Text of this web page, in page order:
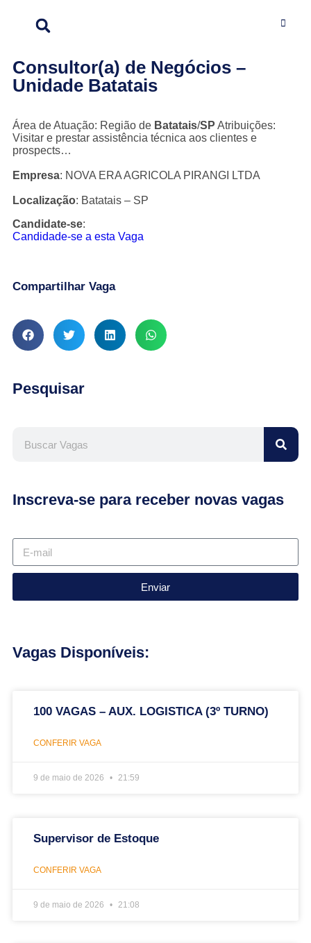
Consultor(a) de Negócios –
Unidade Batatais
Área de Atuação: Região de Batatais/SP Atribuições:
Visitar e prestar assistência técnica aos clientes e
prospects…
Empresa: NOVA ERA AGRICOLA PIRANGI LTDA
Localização: Batatais – SP
Candidate-se:
Candidade-se a esta Vaga
Compartilhar Vaga
Pesquisar
Inscreva-se para receber novas vagas
Enviar
Vagas Disponíveis:
100 VAGAS – AUX. LOGISTICA (3º TURNO)
CONFERIR VAGA
9 de maio de 2026 21:59
Supervisor de Estoque
CONFERIR VAGA
9 de maio de 2026 21:08